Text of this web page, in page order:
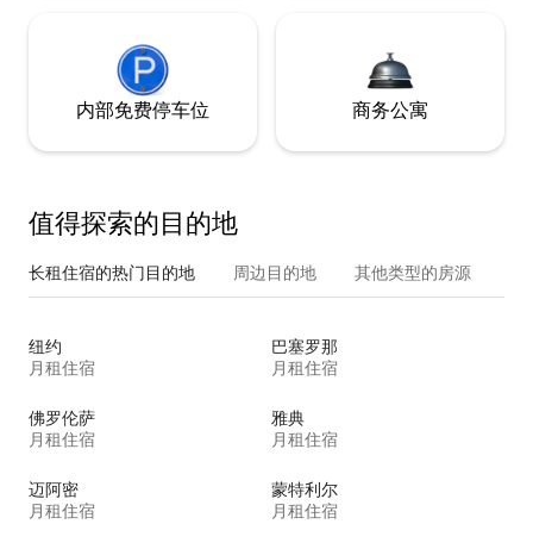
内部免费停车位 商务公寓
值得探索的目的地
长租住宿的热门目的地 周边目的地 其他类型的房源
纽约
月租住宿
巴塞罗那
月租住宿
佛罗伦萨
月租住宿
雅典
月租住宿
迈阿密
月租住宿
蒙特利尔
月租住宿